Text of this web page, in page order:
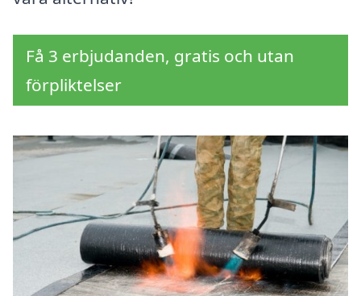
Få 3 erbjudanden, gratis och utan
förpliktelser